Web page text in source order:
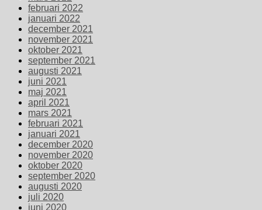
februari 2022
januari 2022
december 2021
november 2021
oktober 2021
september 2021
augusti 2021
juni 2021
maj 2021
april 2021
mars 2021
februari 2021
januari 2021
december 2020
november 2020
oktober 2020
september 2020
augusti 2020
juli 2020
juni 2020